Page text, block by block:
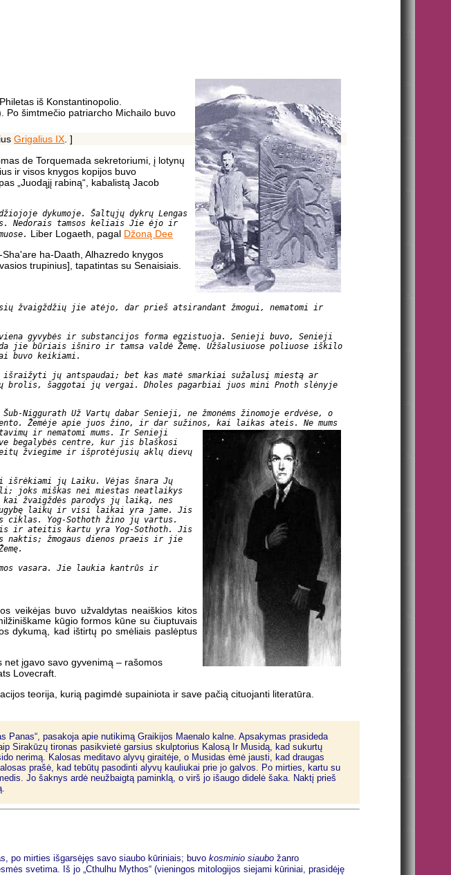
iš Konstantinopolio.
Po šimtmečio patriarcho Michailo buvo
Grigalius IX. ]
de Torquemada sekretoriumi, į lotynų
ir visos knygos kopijos buvo
„Juodąjį rabiną“, kabalistą Jacob
dykumoje. Šaltųjų dykrų Lengas
Nedorais tamsos keliais Jie ėjo ir
Liber Logaeth, pagal Džoną Dee
ha-Daath, Alhazredo knygos
trupinius], tapatintas su Senaisiais.
žvaigždžių jie atėjo, dar prieš atsirandant žmogui, nematomi ir
gyvybės ir substancijos forma egzistuoja. Senieji buvo, Senieji
jie būriais išniro ir tamsa valdė Žemę. Užšalusiuose poliuose iškilo
buvo keikiami.
išraižyti jų antspaudai; bet kas matė smarkiai sužalusį miestą ar
brolis, šaggotai jų vergai. Dholes pagarbiai juos mini Pnoth slėnyje
Už Vartų dabar Senieji, ne žmonėms žinomoje erdvėse, o
Žemėje apie juos žino, ir dar sužinos, kai laikas ateis.Ne mums
ir nematomi mums. Ir Senieji
begalybės centre, kur jis blaškosi
žviegime ir išprotėjusių aklų dievų
išrėkiami jų Laiku. Vėjas šnara Jų
joks miškas nei miestas neatlaikys
kai žvaigždės parodys jų laiką, nes
laikų ir visi laikai yra jame. Jis
Yog-Sothoth žino jų vartus.
ir ateitis kartu yra Yog-Sothoth. Jis
naktis; žmogaus dienos praeis ir jie
vasara. Jie laukia kantrūs ir
veikėjas buvo užvaldytas neaiškios kitos
kūgio formos kūne su čiuptuvais
dykumą, kad ištirtų po smėliais paslėptus
net įgavo savo gyvenimą – rašomos
Lovecraft.
teorija, kurią pagimdė supainiota ir save pačią cituojanti literatūra.
Panas“, pasakoja apie nutikimą Graikijos Maenalo kalne. Apsakymas prasideda
Sirakūzų tironas pasikvietė garsius skulptorius Kalosą Ir Musidą, kad sukurtų
nerimą. Kalosas meditavo alyvų giraitėje, o Musidas ėmė jausti, kad draugas
prašė, kad tebūtų pasodinti alyvų kauliukai prie jo galvos. Po mirties, kartu su
Jo šaknys ardė neužbaigtą paminklą, o virš jo išaugo didelė šaka. Naktį prieš
po mirties išgarsėjęs savo siaubo kūriniais; buvokosminio siaubo žanro
svetima. Iš jo „Cthulhu Mythos“ (vieningos mitologijos siejami kūriniai, prasidėję